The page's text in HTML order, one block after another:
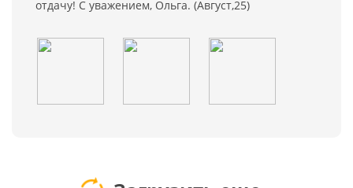
отдачу! С уважением, Ольга. (Август,25)